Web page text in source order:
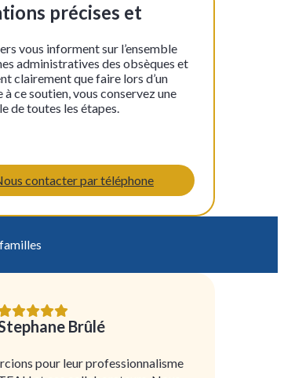
précises et
vous informent sur l’ensemble
administratives des obsèques et
clairement que faire lors d’un
à ce soutien, vous conservez une
de toutes les étapes.
contacter par téléphone
Brûlé
pour leur professionnalisme